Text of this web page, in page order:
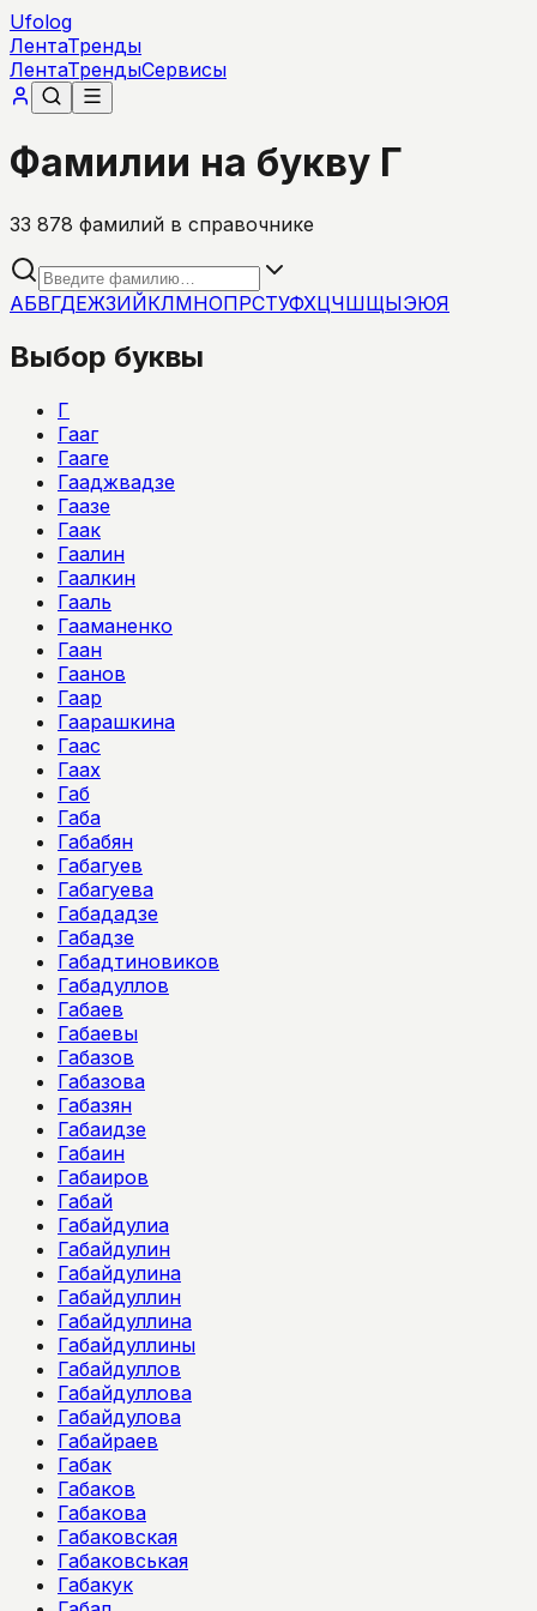
Ufolog
ЛентаТренды
ЛентаТрендыСервисы
Фамилии на букву Г
33 878 фамилий в справочнике
АБВГДЕЖЗИЙКЛМНОПРСТУФХЦЧШЩЫЭЮЯ
Выбор буквы
Г
Гааг
Гааге
Гааджвадзе
Гаазе
Гаак
Гаалин
Гаалкин
Гааль
Гааманенко
Гаан
Гаанов
Гаар
Гаарашкина
Гаас
Гаах
Габ
Габа
Габабян
Габагуев
Габагуева
Габададзе
Габадзе
Габадтиновиков
Габадуллов
Габаев
Габаевы
Габазов
Габазова
Габазян
Габаидзе
Габаин
Габаиров
Габай
Габайдулиа
Габайдулин
Габайдулина
Габайдуллин
Габайдуллина
Габайдуллины
Габайдуллов
Габайдуллова
Габайдулова
Габайраев
Габак
Габаков
Габакова
Габаковская
Габаковськая
Габакук